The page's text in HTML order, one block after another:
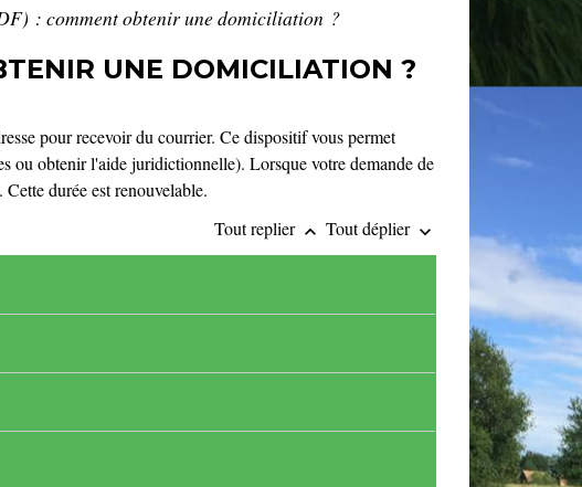
: comment obtenir une domiciliation ?
UNE DOMICILIATION ?
pour recevoir du courrier. Ce dispositif vous permet
ou obtenir l'aide juridictionnelle). Lorsque votre demande de
durée est renouvelable.
Tout replier keyboard_arrow_up Tout déplier keyboard_arrow_down